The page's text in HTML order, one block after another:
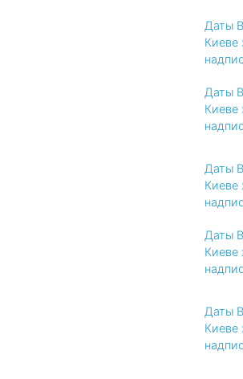
Даты
Киеве
Даты
Киеве
Даты
Киеве
Даты
Киеве
Даты
Киеве